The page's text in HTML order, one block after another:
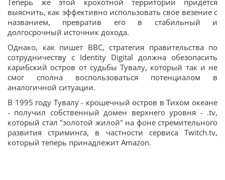
Теперь же этой крохотной территории придется
выяснить, как эффективно использовать свое везение с
названием, превратив его в стабильный и
долгосрочный источник дохода.
Однако, как пишет BBC, стратегия правительства по
сотрудничеству с Identity Digital должна обезопасить
карибский остров от судьбы Тувалу, который так и не
смог сполна воспользоваться потенциалом в
аналогичной ситуации.
В 1995 году Тувалу - крошечный остров в Тихом океане
- получил собственный домен верхнего уровня - .tv,
который стал "золотой жилой" на фоне стремительного
развития стриминга, в частности сервиса Twitch.tv,
который теперь принадлежит Amazon.